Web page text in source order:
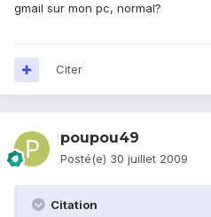
gmail sur mon pc, normal?
Citer
poupou49
Posté(e) 30 juillet 2009
Citation